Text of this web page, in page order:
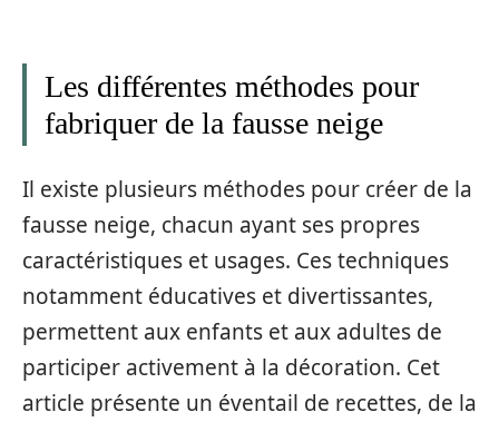
Les différentes méthodes pour
fabriquer de la fausse neige
Il existe plusieurs méthodes pour créer de la
fausse neige, chacun ayant ses propres
caractéristiques et usages. Ces techniques
notamment éducatives et divertissantes,
permettent aux enfants et aux adultes de
participer activement à la décoration. Cet
article présente un éventail de recettes, de la